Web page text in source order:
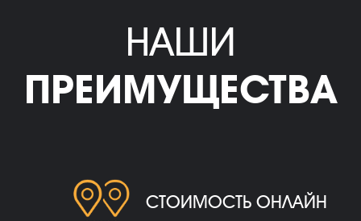
НАШИ
ПРЕИМУЩЕСТВА
СТОИМОСТЬ ОНЛАЙН